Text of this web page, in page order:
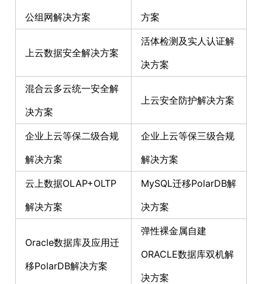
公组网解决方案
方案
上云数据安全解决方案
活体检测及实人认证解
决方案
混合云多云统一安全解
决方案
上云安全防护解决方案
企业上云等保二级合规
解决方案
企业上云等保三级合规
解决方案
云上数据OLAP+OLTP
解决方案
MySQL迁移PolarDB解
决方案
Oracle数据库及应用迁
移PolarDB解决方案
弹性裸金属自建
ORACLE数据库双机解
决方案